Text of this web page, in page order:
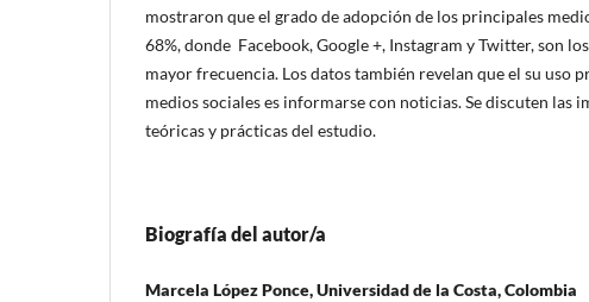
mostraron que el grado de adopción de los principales
68%, donde Facebook, Google +, Instagram y Twitter, son
mayor frecuencia. Los datos también revelan que el su uso
medios sociales es informarse con noticias. Se discuten las
teóricas y prácticas del estudio.
Biografía del autor/a
Marcela López Ponce, Universidad de la Costa, Colombia